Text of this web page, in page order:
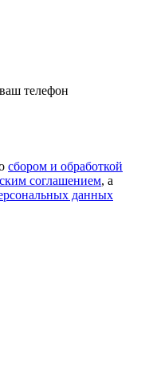
телефон
сбором и обработкой
соглашением, а
данных